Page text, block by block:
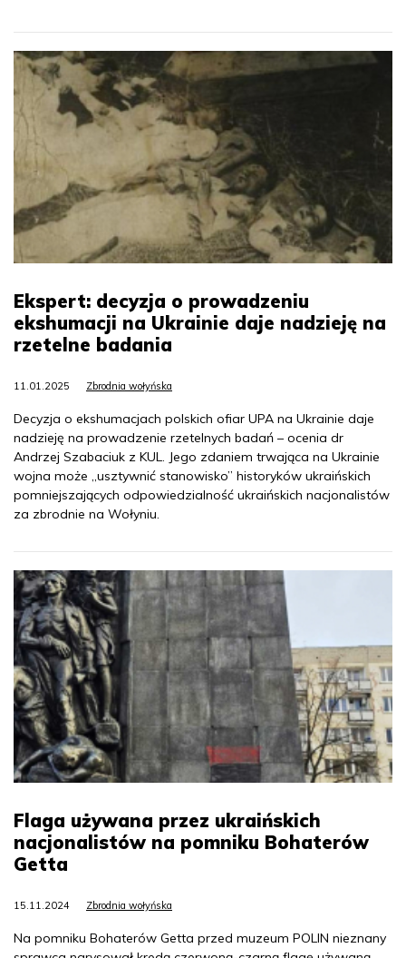
Ekspert: decyzja o prowadzeniu
ekshumacji na Ukrainie daje nadzieję na
rzetelne badania
11.01.2025 Zbrodnia wołyńska
Decyzja o ekshumacjach polskich ofiar UPA na Ukrainie daje
nadzieję na prowadzenie rzetelnych badań – ocenia dr
Andrzej Szabaciuk z KUL. Jego zdaniem trwająca na Ukrainie
wojna może „usztywnić stanowisko” historyków ukraińskich
pomniejszających odpowiedzialność ukraińskich nacjonalistów
za zbrodnie na Wołyniu.
Flaga używana przez ukraińskich
nacjonalistów na pomniku Bohaterów
Getta
15.11.2024 Zbrodnia wołyńska
Na pomniku Bohaterów Getta przed muzeum POLIN nieznany